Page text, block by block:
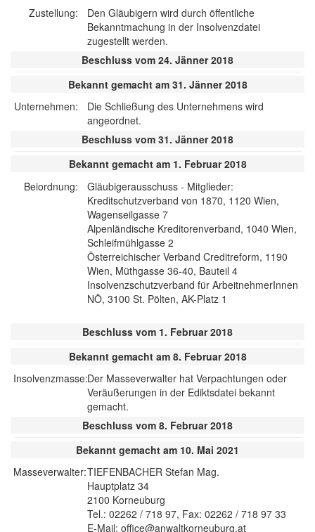
Zustellung:
Den Gläubigern wird durch öffentliche
Bekanntmachung in der Insolvenzdatei
zugestellt werden.
Beschluss vom 24. Jänner 2018
Bekannt gemacht am 31. Jänner 2018
Unternehmen:
Die Schließung des Unternehmens wird
angeordnet.
Beschluss vom 31. Jänner 2018
Bekannt gemacht am 1. Februar 2018
Beiordnung:
Gläubigerausschuss - Mitglieder:
Kreditschutzverband von 1870, 1120 Wien,
Wagenseilgasse 7
Alpenländische Kreditorenverband, 1040 Wien,
Schleifmühlgasse 2
Österreichischer Verband Creditreform, 1190
Wien, Müthgasse 36-40, Bauteil 4
Insolvenzschutzverband für ArbeitnehmerInnen
NÖ, 3100 St. Pölten, AK-Platz 1
Beschluss vom 1. Februar 2018
Bekannt gemacht am 8. Februar 2018
Insolvenzmasse:Der Masseverwalter hat Verpachtungen oder
Veräußerungen in der Ediktsdatei bekannt
gemacht.
Beschluss vom 8. Februar 2018
Bekannt gemacht am 10. Mai 2021
Masseverwalter:TIEFENBACHER Stefan Mag.
Hauptplatz 34
2100 Korneuburg
Tel.: 02262 / 718 97, Fax: 02262 / 718 97 33
E-Mail: office@anwaltkorneuburg.at